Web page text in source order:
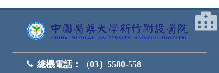
總機電話：
（03）5580-558